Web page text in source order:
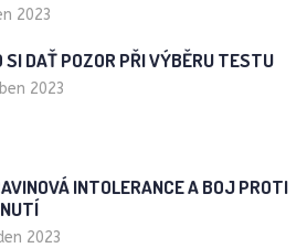
2023
SI DAŤ POZOR PŘI VÝBĚRU TESTU
2023
INTOLERANCE A BOJ PROTI
2023